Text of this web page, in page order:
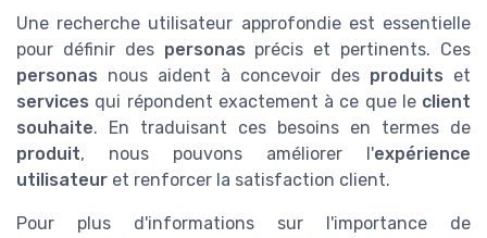
Une recherche utilisateur approfondie est essentielle
pour définir des personas précis et pertinents. Ces
personas nous aident à concevoir des produits et
services qui répondent exactement à ce que le client
souhaite. En traduisant ces besoins en termes de
produit, nous pouvons améliorer l'expérience
utilisateur et renforcer la satisfaction client.
Pour plus d'informations sur l'importance de